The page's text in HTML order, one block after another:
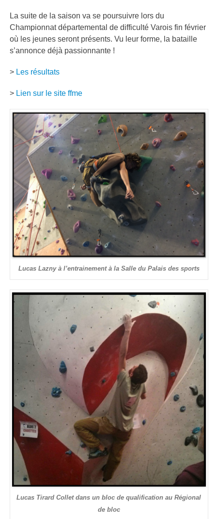
La suite de la saison va se poursuivre lors du
Championnat départemental de difficulté Varois fin février
où les jeunes seront présents. Vu leur forme, la bataille
s’annonce déjà passionnante !
> Les résultats
> Lien sur le site ffme
Lucas Lazny à l’entrainement à la Salle du Palais des sports
Lucas Tirard Collet dans un bloc de qualification au Régional
de bloc